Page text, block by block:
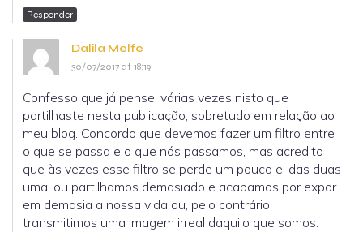
Responder
Dalila Melfe
30/07/2017 at 18:19
Confesso que já pensei várias vezes nisto que
partilhaste nesta publicação, sobretudo em relação ao
meu blog. Concordo que devemos fazer um filtro entre
o que se passa e o que nós passamos, mas acredito
que às vezes esse filtro se perde um pouco e, das duas
uma: ou partilhamos demasiado e acabamos por expor
em demasia a nossa vida ou, pelo contrário,
transmitimos uma imagem irreal daquilo que somos.